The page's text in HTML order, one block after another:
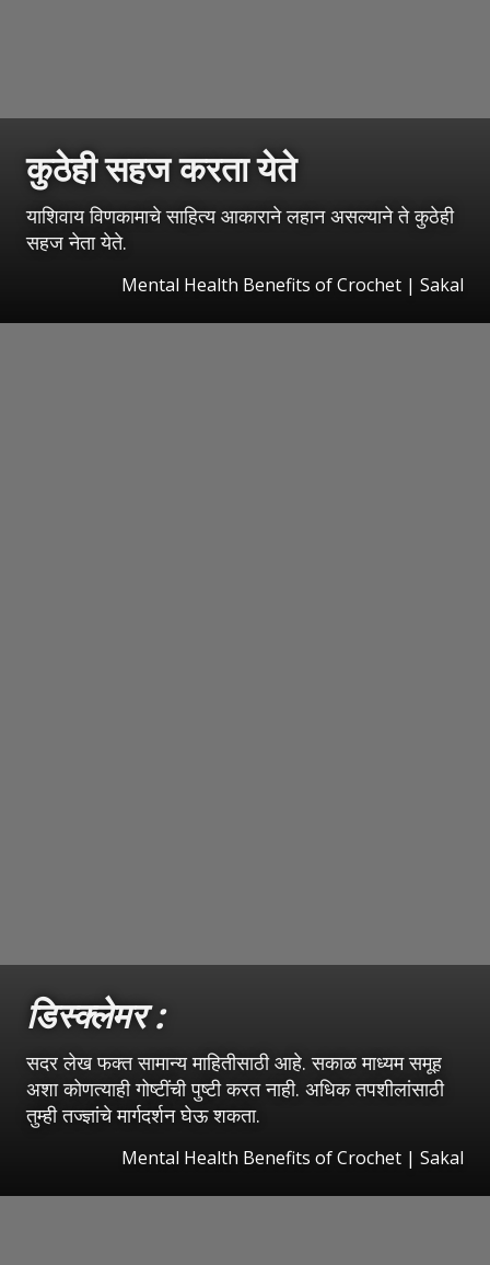
कुठेही सहज करता येते
याशिवाय विणकामाचे साहित्य आकाराने लहान असल्याने ते कुठेही
सहज नेता येते.
Mental Health Benefits of Crochet | Sakal
डिस्क्लेमर :
सदर लेख फक्त सामान्य माहितीसाठी आहे. सकाळ माध्यम समूह
अशा कोणत्याही गोष्टींची पुष्टी करत नाही. अधिक तपशीलांसाठी
तुम्ही तज्ज्ञांचे मार्गदर्शन घेऊ शकता.
Mental Health Benefits of Crochet | Sakal